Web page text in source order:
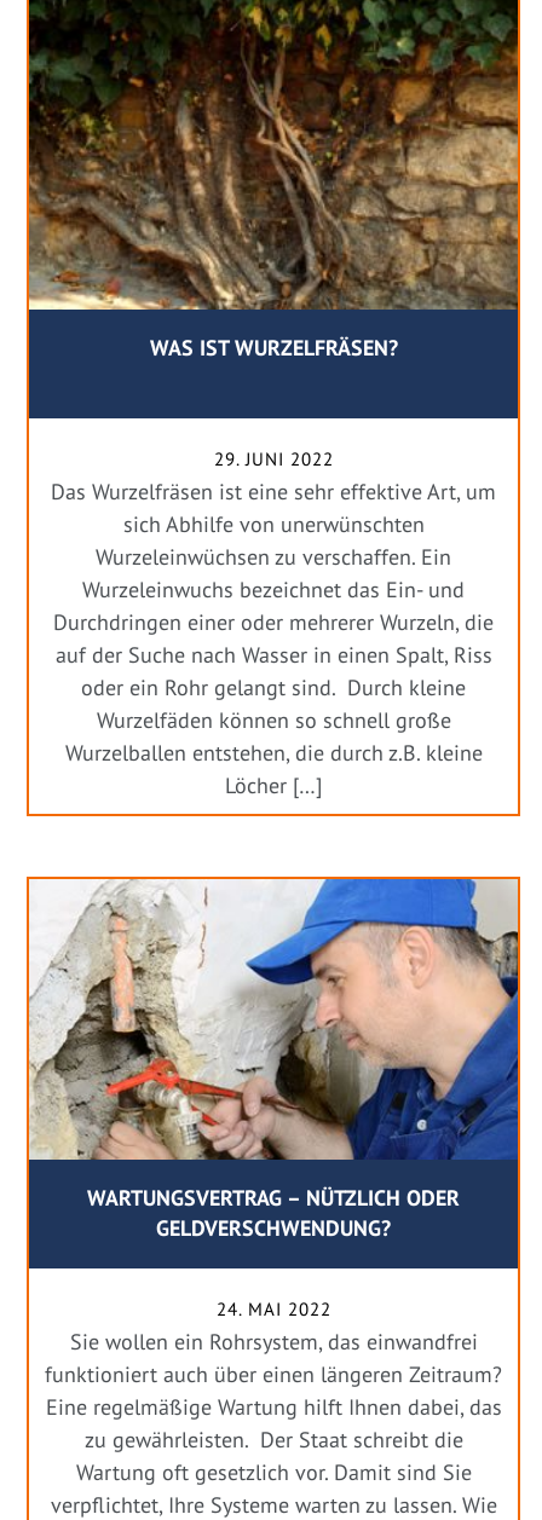
WAS IST WURZELFRÄSEN?
29. JUNI 2022
Das Wurzelfräsen ist eine sehr effektive Art, um
sich Abhilfe von unerwünschten
Wurzeleinwüchsen zu verschaffen. Ein
Wurzeleinwuchs bezeichnet das Ein- und
Durchdringen einer oder mehrerer Wurzeln, die
auf der Suche nach Wasser in einen Spalt, Riss
oder ein Rohr gelangt sind. Durch kleine
Wurzelfäden können so schnell große
Wurzelballen entstehen, die durch z.B. kleine
Löcher […]
WARTUNGSVERTRAG – NÜTZLICH ODER
GELDVERSCHWENDUNG?
24. MAI 2022
Sie wollen ein Rohrsystem, das einwandfrei
funktioniert auch über einen längeren Zeitraum?
Eine regelmäßige Wartung hilft Ihnen dabei, das
zu gewährleisten. Der Staat schreibt die
Wartung oft gesetzlich vor. Damit sind Sie
verpflichtet, Ihre Systeme warten zu lassen. Wie